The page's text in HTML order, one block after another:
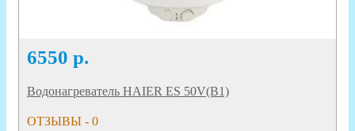
6550 р.
Водонагреватель HAIER ES 50V(B1)
ОТЗЫВЫ - 0